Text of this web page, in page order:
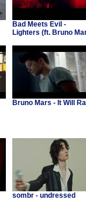
Bad Meets Evil -
Lighters (ft. Bruno
Bruno Mars - It Will
sombr - undressed